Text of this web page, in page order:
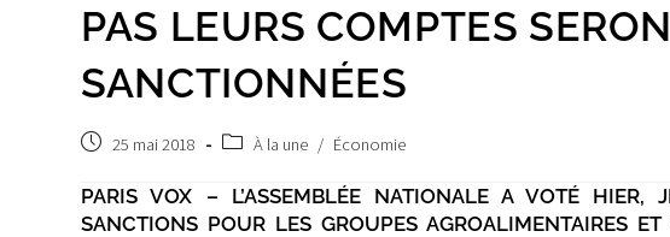
PAS LEURS COMPTES
SANCTIONNÉES
Post25 mai 2018
PostÀ la une / Économie
PARIS VOX – L’ASSEMBLÉE NATIONALE A VOTÉ HIER,
SANCTIONS POUR LES GROUPES AGROALIMENTAIRES